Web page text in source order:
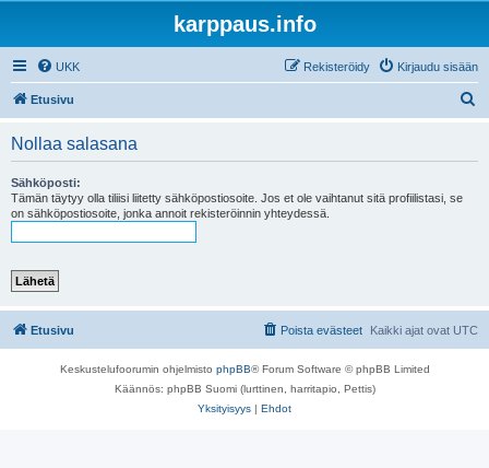
karppaus.info
UKK Kirjaudu sisään
Rekisteröidy
Etusivu
Nollaa salasana
Sähköposti:
Tämän täytyy olla tiliisi liitetty sähköpostiosoite. Jos et ole vaihtanut sitä profiilistasi, se
on sähköpostiosoite, jonka annoit rekisteröinnin yhteydessä.
Etusivu Kaikki ajat ovat UTC
Poista evästeet
Keskustelufoorumin ohjelmisto phpBB® Forum Software © phpBB Limited
Käännös: phpBB Suomi (lurttinen, harritapio, Pettis)
Yksityisyys | Ehdot